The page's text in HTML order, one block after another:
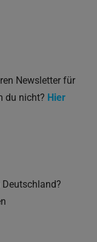
Newsletter für
du nicht? Hier